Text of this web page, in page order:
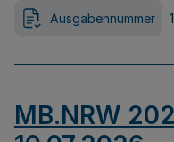
Ausgabennummer
MB.NRW